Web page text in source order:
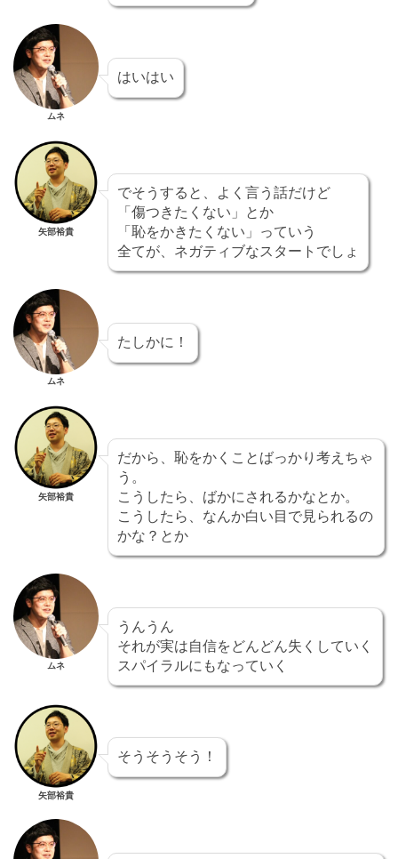
ムネ
はいはい
矢部裕貴
でそうすると、よく言う話だけど
「傷つきたくない」とか
「恥をかきたくない」っていう
全てが、ネガティブなスタートでしょ
ムネ
たしかに！
矢部裕貴
だから、恥をかくことばっかり考えちゃ
う。
こうしたら、ばかにされるかなとか。
こうしたら、なんか白い目で見られるの
かな？とか
ムネ
うんうん
それが実は自信をどんどん失くしていく
スパイラルにもなっていく
矢部裕貴
そうそうそう！